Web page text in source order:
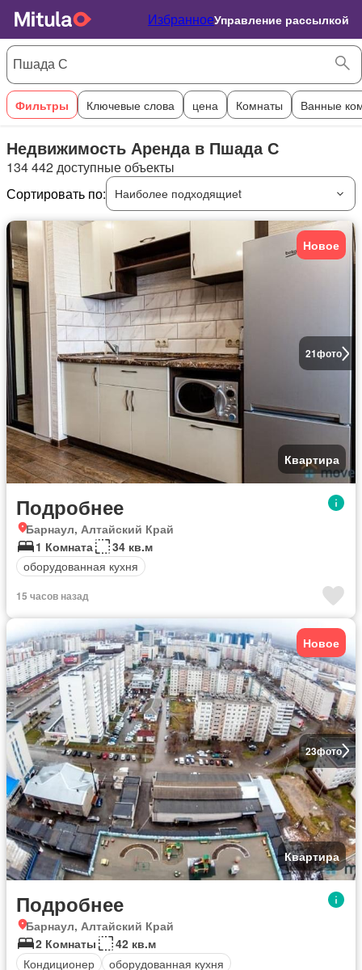
ИзбранноеУправление рассылкой
Фильтры Ключевые слова цена Комнаты Ванные
Недвижимость Аренда в Пшада С
134 442 доступные объекты
Сортировать по:
Наиболее подходящиеt
21фото
Новое
Квартира
Подробнее
Барнаул, Алтайский Край
1 Комната
34 кв.м
оборудованная кухня
15 часов назад
23фото
Новое
Квартира
Подробнее
Барнаул, Алтайский Край
2 Комнаты
42 кв.м
Кондиционер
оборудованная кухня